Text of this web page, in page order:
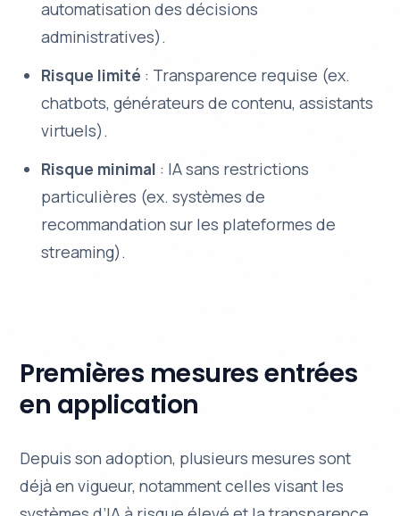
automatisation des décisions
administratives).
Risque limité : Transparence requise (ex.
chatbots, générateurs de contenu, assistants
virtuels).
Risque minimal : IA sans restrictions
particulières (ex. systèmes de
recommandation sur les plateformes de
streaming).
Premières mesures entrées
en application
Depuis son adoption, plusieurs mesures sont
déjà en vigueur, notamment celles visant les